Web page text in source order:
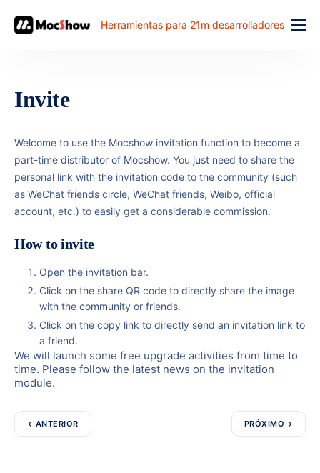
Herramientas para 21m desarrolladores
documento
解决方案
problema comun
banco de trabajo
Invite
Welcome to use the Mocshow invitation function to become a
part-time distributor of Mocshow. You just need to share the
personal link with the invitation code to the community (such
as WeChat friends circle, WeChat friends, Weibo, official
account, etc.) to easily get a considerable commission.
How to invite
Open the invitation bar.
Click on the share QR code to directly share the image
with the community or friends.
Click on the copy link to directly send an invitation link to
a friend.
We will launch some free upgrade activities from time to
time. Please follow the latest news on the invitation
module.
ANTERIOR PRÓXIMO